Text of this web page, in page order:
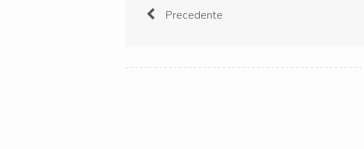
Precedente